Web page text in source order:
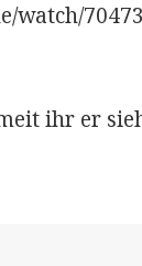
watch/
ihr er